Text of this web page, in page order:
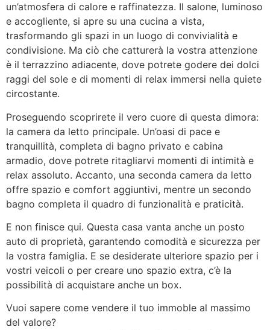
un’atmosfera di calore e raffinatezza. Il salone, luminoso
e accogliente, si apre su una cucina a vista,
trasformando gli spazi in un luogo di convivialità e
condivisione. Ma ciò che catturerà la vostra attenzione
è il terrazzino adiacente, dove potrete godere dei dolci
raggi del sole e di momenti di relax immersi nella quiete
circostante.
Proseguendo scoprirete il vero cuore di questa dimora:
la camera da letto principale. Un’oasi di pace e
tranquillità, completa di bagno privato e cabina
armadio, dove potrete ritagliarvi momenti di intimità e
relax assoluto. Accanto, una seconda camera da letto
offre spazio e comfort aggiuntivi, mentre un secondo
bagno completa il quadro di funzionalità e praticità.
E non finisce qui. Questa casa vanta anche un posto
auto di proprietà, garantendo comodità e sicurezza per
la vostra famiglia. E se desiderate ulteriore spazio per i
vostri veicoli o per creare uno spazio extra, c’è la
possibilità di acquistare anche un box.
Vuoi sapere come vendere il tuo immoble al massimo
del valore?